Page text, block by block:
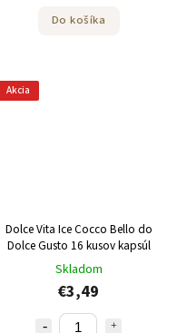
Do košíka
Akcia
Dolce Vita Ice Cocco Bello do
Dolce Gusto 16 kusov kapsúl
Skladom
€3,49